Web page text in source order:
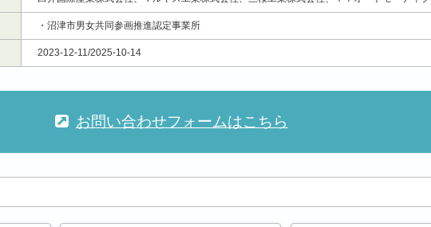
・沼津市男女共同参画推進認定事業所
2023-12-11/2025-10-14
お問い合わせフォームはこちら